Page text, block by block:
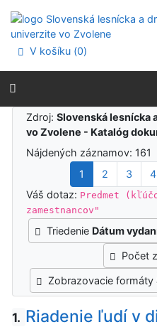
Prejsť na menu
Prehlásenie o webovej
V košíku (0)
Výsledky
Zdroj:Slovenská lesnícka
vo Zvolene - Katalóg
Nájdených záznamov: 161
1
2 3 4
Váš dotaz: Predmet
zamestnancov"
Triedenie Dátum
Počet
Zobrazovacie formáty
1. Riadenie ľudí v